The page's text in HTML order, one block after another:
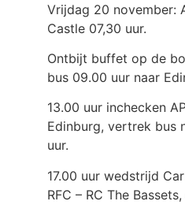
Vrijdag 20 november:
Castle 07,30 uur.
Ontbijt buffet op de
bus 09.00 uur naar
13.00 uur inchecken
Edinburg, vertrek bus
uur.
17.00 uur wedstrijd
RFC – RC The